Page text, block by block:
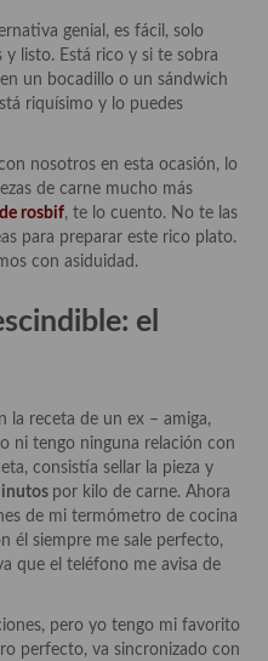
hierbas aromáticas o
genial, es fácil, solo
listo. Está rico y si te sobra
un bocadillo o un sándwich
riquísimo y lo puedes
nosotros en esta ocasión, lo
de carne mucho más
rosbif, te lo cuento. No te las
para preparar este rico plato.
con asiduidad.
el
la receta de un ex – amiga,
ni tengo ninguna relación con
consistía sellar la pieza y
por kilo de carne. Ahora
de mi termómetro de cocina
él siempre me sale perfecto,
que el teléfono me avisa de
pero yo tengo mi favorito
perfecto, va sincronizado con